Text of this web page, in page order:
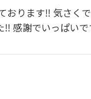
ります‼︎ 気さく
感謝でいっぱいで